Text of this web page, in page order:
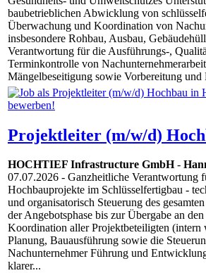
baubetrieblichen Abwicklung von
Überwachung und Koordination von
insbesondere Rohbau, Ausbau,
Verantwortung für die Ausführungs-,
Terminkontrolle von
Mängelbeseitigung sowie Vorbereitung
Projektleiter (m/w/d)
HOCHTIEF Infrastructure GmbH-
07.07.2026 - Ganzheitliche Verantwortung
Hochbauprojekte im Schlüsselfertigbau -
und organisatorisch Steuerung des
der Angebotsphase bis zur Übergabe an
Koordination aller Projektbeteiligten (intern
Planung, Bauausführung sowie die
Nachunternehmer Führung und
klarer...